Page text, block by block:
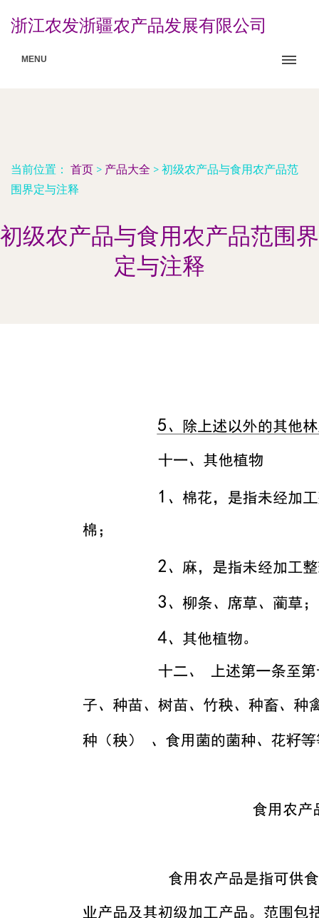
浙江农发浙疆农产品发展有限公司
MENU
当前位置： 首页 > 产品大全 > 初级农产品与食用农产品范
围界定与注释
初级农产品与食用农产品范围界
定与注释